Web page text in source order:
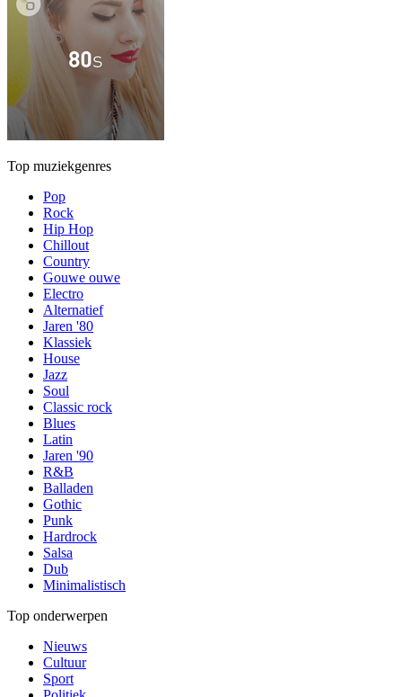
Top muziekgenres
Pop
Rock
Hip Hop
Chillout
Country
Gouwe ouwe
Electro
Alternatief
Jaren '80
Klassiek
House
Jazz
Soul
Classic rock
Blues
Latin
Jaren '90
R&B
Balladen
Gothic
Punk
Hardrock
Salsa
Dub
Minimalistisch
Top onderwerpen
Nieuws
Cultuur
Sport